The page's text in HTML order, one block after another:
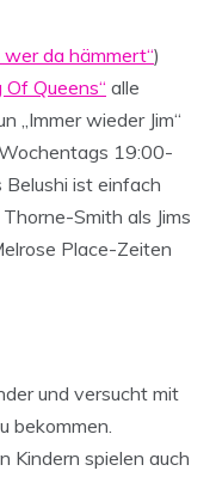
wer da hämmert“)
Of Queens“ alle
„Immer wieder Jim“
Wochentags 19:00-
ist einfach
Smith als Jims
Place-Zeiten
und versucht mit
bekommen.
Kindern spielen auch